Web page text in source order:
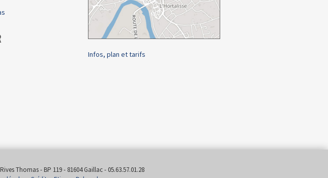
Infos, plan et tarifs
Thomas - BP 119 - 81604 Gaillac - 05.63.57.01.28